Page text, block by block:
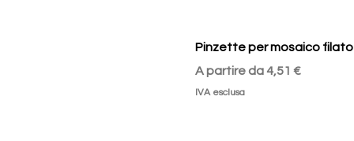
Pinzette per mosaico filato
A partire da4,51 €
Prezzo scontato
IVA esclusa